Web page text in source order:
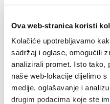
Ova web-stranica koristi
Kolačiće upotrebljavamo
sadržaj i oglase, omogućili
analizirali promet. Isto tako,
naše web-lokacije dijelimo
medije, oglašavanje i
drugim podacima koje ste
Fradelo-
Bilinski put 6,21217
+385 (0)21 235 197
+385(0)98 666 145